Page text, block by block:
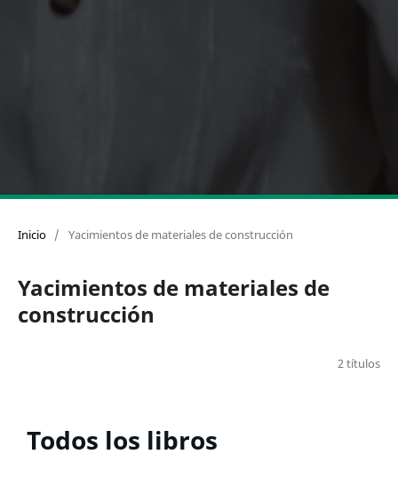
Inicio / Yacimientos de materiales de construcción
Yacimientos de materiales de
construcción
2 títulos
Todos los libros